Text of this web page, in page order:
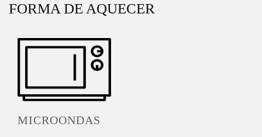
FORMA DE AQUECER
MICROONDAS